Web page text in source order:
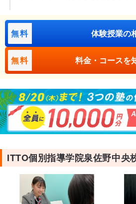
無料 体験授業の
無料 料金・コースを
ITTO個別指導学院泉佐野中央